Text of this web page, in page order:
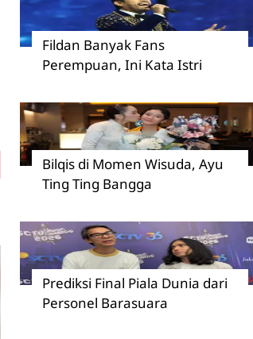
Fildan Banyak Fans
Perempuan, Ini Kata Istri
Bilqis di Momen Wisuda, Ayu
Ting Ting Bangga
Prediksi Final Piala Dunia dari
Personel Barasuara